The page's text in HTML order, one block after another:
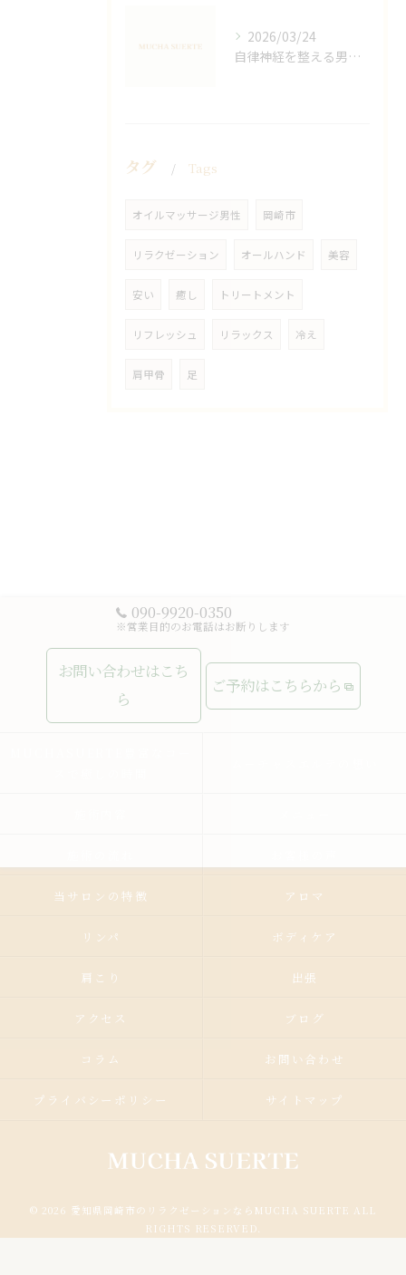
2026/03/24
自律神経を整える男性オイルマッサージ
タグ Tags
オイルマッサージ男性 岡崎市
リラクゼーション オールハンド 美容
安い 癒し トリートメント
リフレッシュ リラックス 冷え
肩甲骨 足
090-9920-0350
※営業目的のお電話はお断りします
お問い合わせはこち
ら
ご予約はこちらから
当サロンの特徴 アロマ
リンパ ボディケア
肩こり 出張
アクセス ブログ
コラム お問い合わせ
プライバシーポリシー サイトマップ
© 2026 愛知県岡崎市のリラクゼーションならMUCHA SUERTE ALL
RIGHTS RESERVED.